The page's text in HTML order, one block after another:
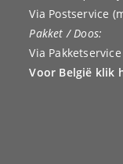
Via Postservice
Pakket / Doos:
Via
Voor België klik